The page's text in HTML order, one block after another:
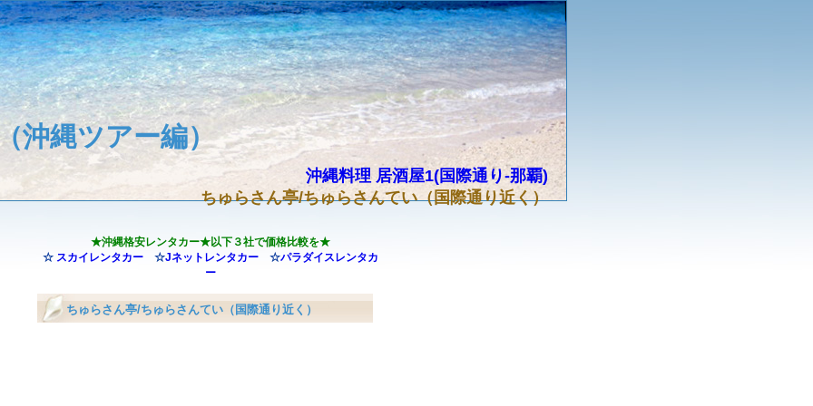
沖縄ツアー編）
沖縄料理 居酒屋1(国際通り-那覇)
ちゅらさん亭/ちゅらさんてい（国際通り近く）
★沖縄格安レンタカー★以下３社で価格比較を★
☆ スカイレンタカー☆Jネットレンタカー☆パラダイスレンタカ
ー
ちゅらさん亭/ちゅらさんてい（国際通り近く）